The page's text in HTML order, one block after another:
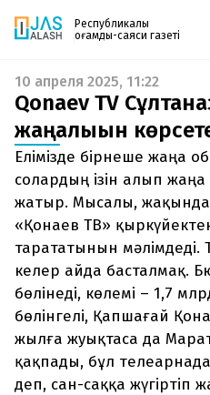
Республикалық
қоғамдық-саяси газеті
Жаңалықтар
Спорт
Live
Руханият
Аймақ
Архив
Заң және тәртіп
Редакциямен байланыс
+7 708 604 51 06
Жарнама бөлімі
+7 701 220 64 52
Пошта
zhasalash100@gmail.com
Газетке жазылу
PDF форматтағы газетті ай
поштаңызға алып
шыққан сәтте сізге бірден
енгізіңіз, біз қалғанын өзіміз
10 апреля 2025, 11:22
Qonaev TV
жаңалығын
Елімізде бірнеше жаңа
солардың ізін алып
жатыр. Мысалы,
«Қонаев ТВ»
тарататынын
келер айда басталмақ.
бөлінеді, көлемі – 1,7
бөлінгелі, Қапшағай
жылға жуықтаса да
қақпады, бұл
деп, сан-саққа жүгіртіп